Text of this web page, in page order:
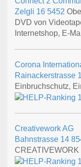
Zelgli 16 5452
DVD von
Internetshop, E-
Corona
Rainackerstrasse 1
Einbruchschutz,
Creativework AG
Bahnstrasse 14